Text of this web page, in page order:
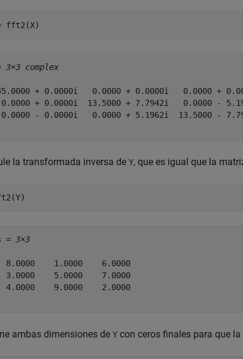
fft2(X)
3×3 complex
+ 0.0000i   0.0000 + 0.0000i   0.0000 +
+ 0.0000i  13.5000 + 7.7942i   0.0000 -
- 0.0000i   0.0000 + 5.1962i  13.5000 -
la transformada inversa de Y, que es igual que la
= 3×3
8.0000    1.0000    6.0000
3.0000    5.0000    7.0000
4.0000    9.0000    2.0000
ambas dimensiones de Y con ceros finales para que